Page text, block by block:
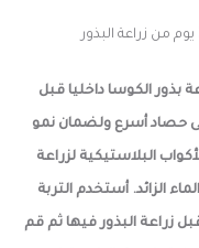
بذور الكوسا داخليا قبل
حصاد أسرع ولضمان نمو
البلاستيكية لزراعة
الزائد. أستخدم التربة
زراعة البذور فيها ثم قم